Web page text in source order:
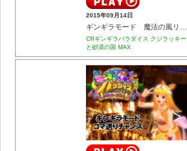
2015年09月14日
ギンギラモード 魔法の風リーチ
CRギンギラパラダイス クジラッキー
と砂漠の国 MAX